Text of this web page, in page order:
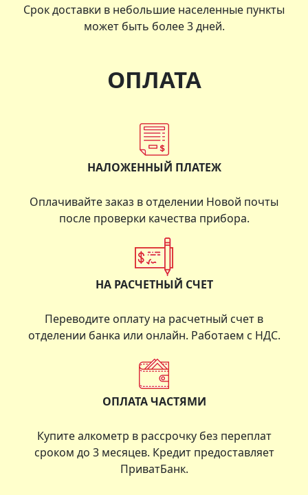
Срок доставки в небольшие населенные пункты
может быть более 3 дней.
ОПЛАТА
НАЛОЖЕННЫЙ ПЛАТЕЖ
Оплачивайте заказ в отделении Новой почты
после проверки качества прибора.
НА РАСЧЕТНЫЙ СЧЕТ
Переводите оплату на расчетный счет в
отделении банка или онлайн. Работаем с НДС.
ОПЛАТА ЧАСТЯМИ
Купите алкометр в рассрочку без переплат
сроком до 3 месяцев. Кредит предоставляет
ПриватБанк.